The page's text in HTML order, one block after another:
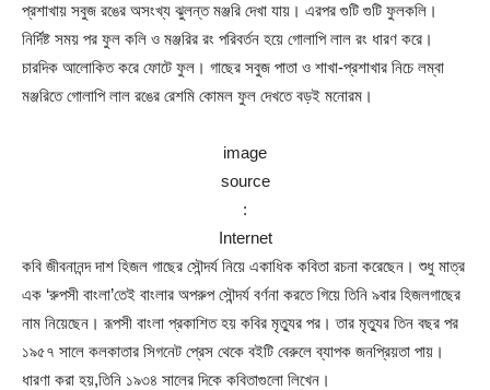
প্রশাখায় সবুজ রঙের অসংখ্য ঝুলন্ত মঞ্জরি দেখা যায়। এরপর গুটি গুটি ফুলকলি।
নির্দিষ্ট সময় পর ফুল কলি ও মঞ্জরির রং পরিবর্তন হয়ে গোলাপি লাল রং ধারণ করে।
চারদিক আলোকিত করে ফোটে ফুল। গাছের সবুজ পাতা ও শাখা-প্রশাখার নিচে লম্বা
মঞ্জরিতে গোলাপি লাল রঙের রেশমি কোমল ফুল দেখতে বড়ই মনোরম।
image
source
:
Internet
কবি জীবনানন্দ দাশ হিজল গাছের সৌন্দর্য নিয়ে একাধিক কবিতা রচনা করেছেন। শুধু মাত্র
এক ‘রুপসী বাংলা’তেই বাংলার অপরুপ সৌন্দর্য বর্ণনা করতে গিয়ে তিনি ৯বার হিজলগাছের
নাম নিয়েছেন। রূপসী বাংলা প্রকাশিত হয় কবির মৃত্যুর পর। তার মৃত্যুর তিন বছর পর
১৯৫৭ সালে কলকাতার সিগনেট প্রেস থেকে বইটি বেরুলে ব্যাপক জনপ্রিয়তা পায়।
ধারণা করা হয়,তিনি ১৯৩৪ সালের দিকে কবিতাগুলো লিখেন।